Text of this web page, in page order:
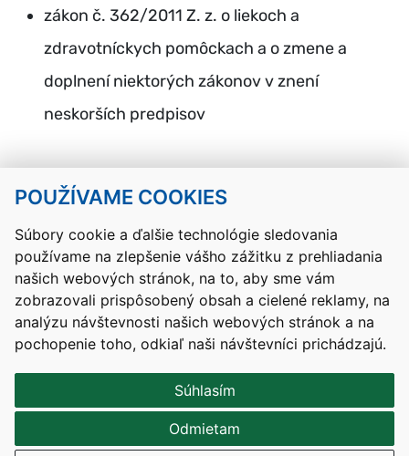
POUŽÍVAME COOKIES
Súbory cookie a ďalšie technológie sledovania
používame na zlepšenie vášho zážitku z prehliadania
našich webových stránok, na to, aby sme vám
zobrazovali prispôsobený obsah a cielené reklamy, na
analýzu návštevnosti našich webových stránok a na
pochopenie toho, odkiaľ naši návštevníci prichádzajú.
Súhlasím
Odmietam
zákon č. 362/2011 Z. z. o liekoch a
zdravotníckych pomôckach a o zmene a
doplnení niektorých zákonov v znení
neskorších predpisov
Kontakty Mapa stránky RSS
Vyhlásenie o prístupnosti
Nastavenia cookies
Prevádzkovateľom služby je Ministerstvo školstva, výskumu,
vývoja a mládeže Slovenskej republiky.